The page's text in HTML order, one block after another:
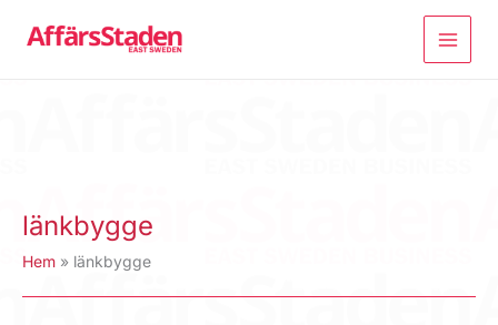
länkbygge
Hem länkbygge